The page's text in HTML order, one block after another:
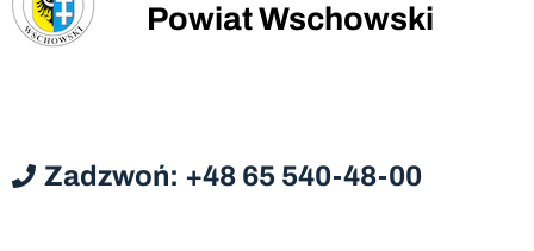
Powiat Wschowski
Zadzwoń: +48 65 540-48-00